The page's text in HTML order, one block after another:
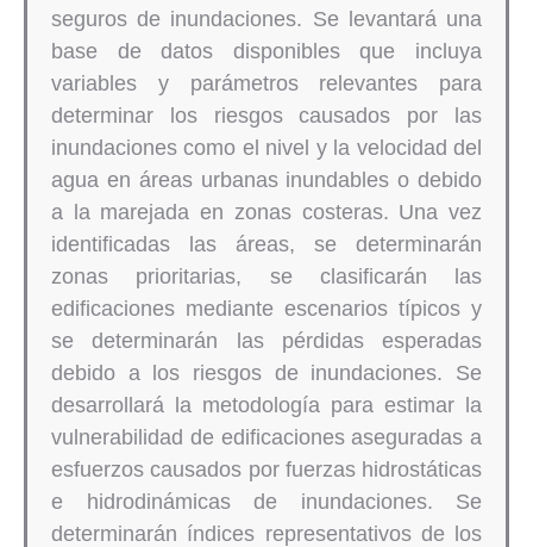
seguros de inundaciones. Se levantará una
base de datos disponibles que incluya
variables y parámetros relevantes para
determinar los riesgos causados por las
inundaciones como el nivel y la velocidad del
agua en áreas urbanas inundables o debido
a la marejada en zonas costeras. Una vez
identificadas las áreas, se determinarán
zonas prioritarias, se clasificarán las
edificaciones mediante escenarios típicos y
se determinarán las pérdidas esperadas
debido a los riesgos de inundaciones. Se
desarrollará la metodología para estimar la
vulnerabilidad de edificaciones aseguradas a
esfuerzos causados por fuerzas hidrostáticas
e hidrodinámicas de inundaciones. Se
determinarán índices representativos de los